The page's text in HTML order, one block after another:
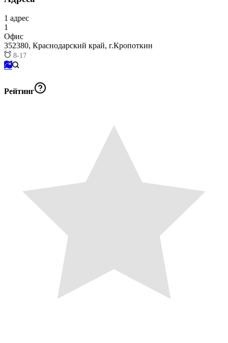
1 адрес
1
Офис
352380, Краснодарский край, г.Кропоткин
8-17
Рейтинг